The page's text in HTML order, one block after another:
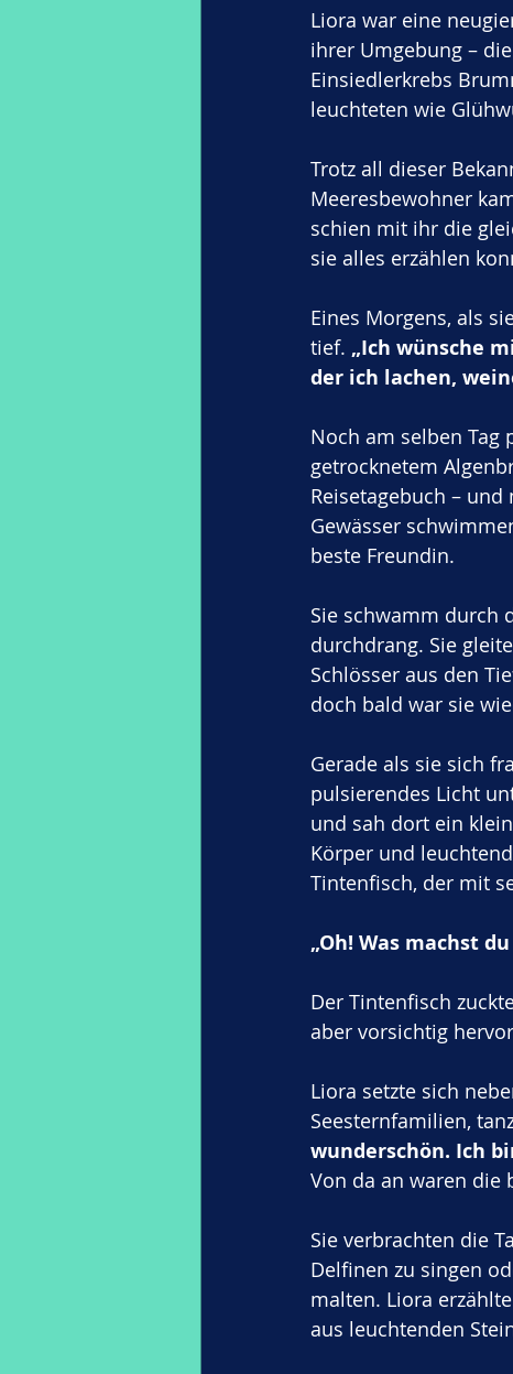
Liora war eine
ihrer Umgebung –
Einsiedlerkrebs
leuchteten wie
Trotz all dieser
Meeresbewohner
schien mit ihr die
sie alles erzählen
Eines Morgens, als
tief. „Ich wünsche
der ich lachen,
Noch am selben Tag
getrocknetem
Reisetagebuch –
Gewässer
beste Freundin.
Sie schwamm durch
durchdrang. Sie
Schlösser aus den
doch bald war sie
Gerade als sie sich
pulsierendes Licht
und sah dort ein
Körper und
Tintenfisch, der mit
„Oh! Was machst du
Der Tintenfisch
aber vorsichtig
Liora setzte sich
Seesternfamilien,
wunderschön. Ich
Von da an waren die
Sie verbrachten die
Delfinen zu singen
malten. Liora
aus leuchtenden